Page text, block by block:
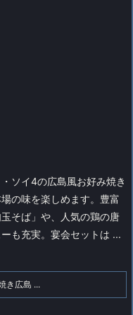
ソイ4の広島風お好み焼き
の味を楽しめます。豊富
そば」や、人気の鶏の唐
も充実。宴会セットは ...
き広島 ...